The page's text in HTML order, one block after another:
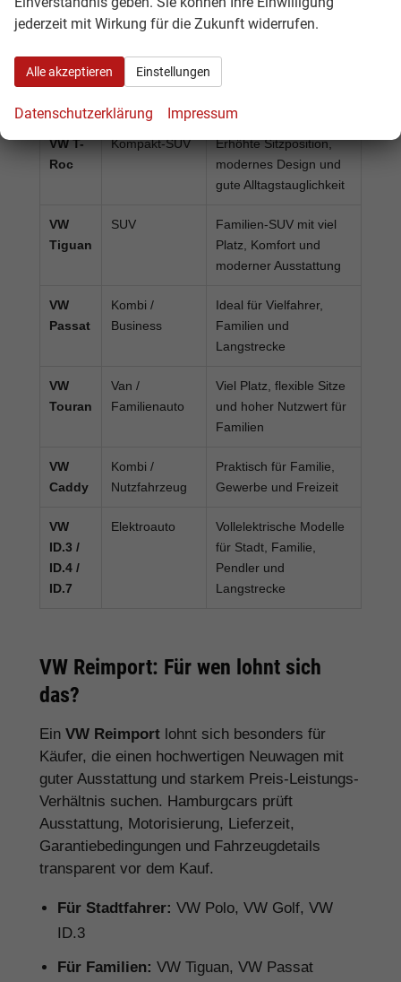
Alltagsauto,
Pendlerfahrzeug und
VW T-
Roc
Kompakt-SUV
Erhöhte Sitzposition,
modernes Design und
gute Alltagstauglichkeit
VW
Tiguan
SUV
Familien-SUV mit viel
Platz, Komfort und
moderner Ausstattung
VW
Passat
Kombi /
Business
Ideal für Vielfahrer,
Familien und
Langstrecke
VW
Touran
Van /
Familienauto
Viel Platz, flexible Sitze
und hoher Nutzwert für
Familien
VW
Caddy
Kombi /
Nutzfahrzeug
Praktisch für Familie,
Gewerbe und Freizeit
VW
ID.3 /
ID.4 /
ID.7
Elektroauto
Vollelektrische Modelle
für Stadt, Familie,
Pendler und
Langstrecke
VW Reimport: Für wen lohnt sich
das?
Ein VW Reimport lohnt sich besonders für
Käufer, die einen hochwertigen Neuwagen mit
guter Ausstattung und starkem Preis-Leistungs-
Verhältnis suchen. Hamburgcars prüft
Ausstattung, Motorisierung, Lieferzeit,
Garantiebedingungen und Fahrzeugdetails
transparent vor dem Kauf.
Für Stadtfahrer: VW Polo, VW Golf, VW
ID.3
Für Familien: VW Tiguan, VW Passat
jederzeit mit Wirkung für die Zukunft widerrufen.
Alle akzeptieren Einstellungen
Datenschutzerklärung Impressum